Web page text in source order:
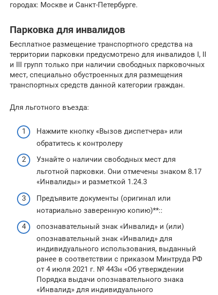
городах: Москве и Санкт-Петербурге.
Парковка для инвалидов
Бесплатное размещение транспортного средства на
территории парковки предусмотрено для инвалидов I, II
и III групп только при наличии свободных парковочных
мест, специально обустроенных для размещения
транспортных средств данной категории граждан.
Для льготного въезда:
Нажмите кнопку «Вызов диспетчера» или
обратитесь к контролеру
Узнайте о наличии свободных мест для
льготной парковки. Они отмечены знаком 8.17
«Инвалиды» и разметкой 1.24.3
Предъявите документы (оригинал или
нотариально заверенную копию)**::
опознавательный знак «Инвалид» и (или)
опознавательный знак «Инвалид» для
индивидуального использования, выданный
ранее в соответствии с приказом Минтруда РФ
от 4 июля 2021 г. № 443н «Об утверждении
Порядка выдачи опознавательного знака
«Инвалид» для индивидуального